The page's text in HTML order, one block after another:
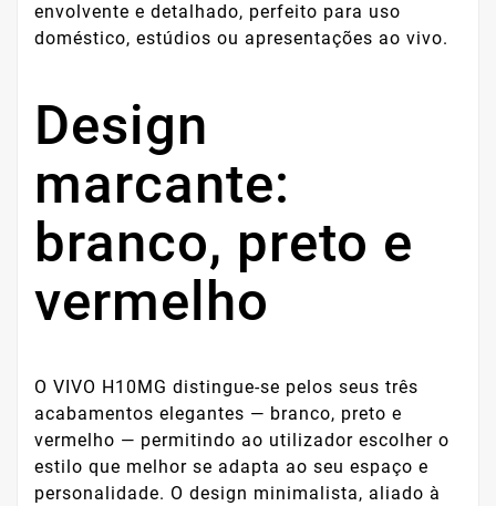
envolvente e detalhado, perfeito para uso
doméstico, estúdios ou apresentações ao vivo.
Design
marcante:
branco, preto e
vermelho
O VIVO H10MG distingue-se pelos seus três
acabamentos elegantes — branco, preto e
vermelho — permitindo ao utilizador escolher o
estilo que melhor se adapta ao seu espaço e
personalidade. O design minimalista, aliado à